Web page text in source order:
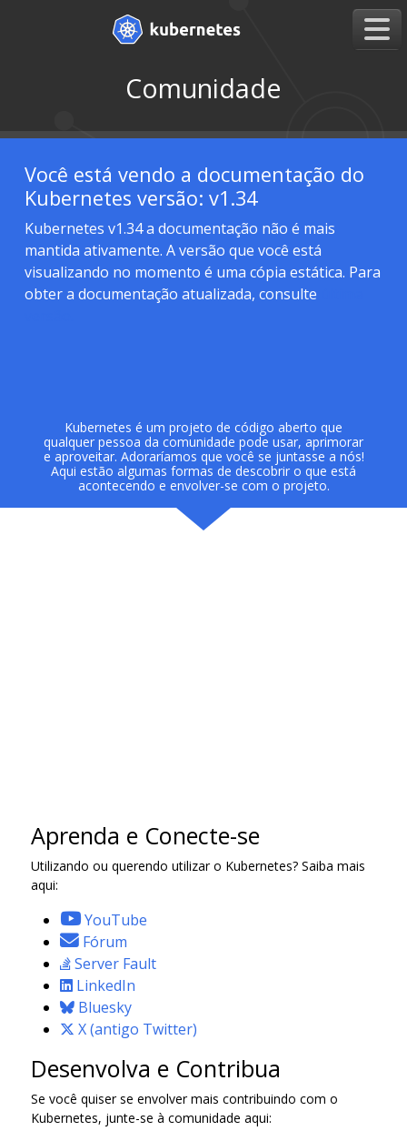
Comunidade
Você está vendo a documentação do
Kubernetes versão: v1.34
Kubernetes v1.34 a documentação não é mais
mantida ativamente. A versão que você está
visualizando no momento é uma cópia estática. Para
obter a documentação atualizada, consulte
Kubernetes é um projeto de código aberto que
qualquer pessoa da comunidade pode usar, aprimorar
e aproveitar. Adoraríamos que você se juntasse a nós!
Aqui estão algumas formas de descobrir o que está
acontecendo e envolver-se com o projeto.
Aprenda e Conecte-se
Utilizando ou querendo utilizar o Kubernetes? Saiba mais
aqui:
YouTube
Fórum
Server Fault
LinkedIn
Bluesky
X (antigo Twitter)
Desenvolva e Contribua
Se você quiser se envolver mais contribuindo com o
Kubernetes, junte-se à comunidade aqui: